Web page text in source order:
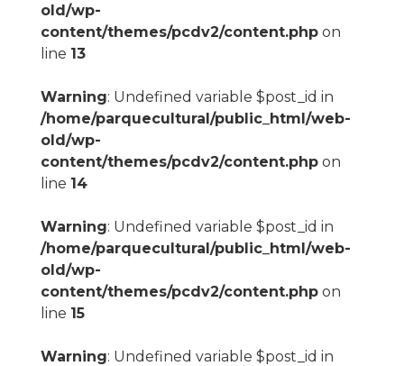
old/wp-
content/themes/pcdv2/content.phpon
line 13
Warning: Undefined variable $post_id in
/home/parquecultural/public_html/web-
old/wp-
content/themes/pcdv2/content.phpon
line 14
Warning: Undefined variable $post_id in
/home/parquecultural/public_html/web-
old/wp-
content/themes/pcdv2/content.phpon
line 15
Warning: Undefined variable $post_id in